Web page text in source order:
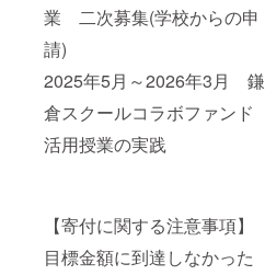
業 二次募集(学校からの申
請)
2025年5月～2026年3月 鎌
倉スクールコラボファンド
活用授業の実践
【寄付に関する注意事項】
目標金額に到達しなかった